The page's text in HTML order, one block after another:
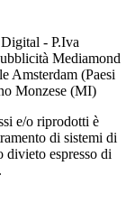
- P.Iva
Mediamond
Amsterdam (Paesi
Monzese (MI)
e/o riprodotti è
di sistemi di
divieto espresso di